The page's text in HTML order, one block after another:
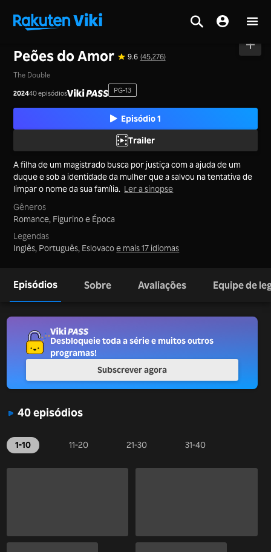
Peões do Amor 9.6 (45,276)
The Double
202440 episódios PG-13
Episódio 1
Trailer
A filha de um magistrado busca por justiça com a ajuda de um
duque e sob a identidade da mulher que a salvou na tentativa de
limpar o nome da sua família. Ler a sinopse
Gêneros
Romance, Figurino e Época
Legendas
Inglês, Português, Eslovacoe mais 17 idiomas
Episódios Sobre Avaliações Equipe de
40 episódios
1-10 11-20 21-30 31-40
Desbloqueie toda a série e muitos outros
programas!
Subscrever agora